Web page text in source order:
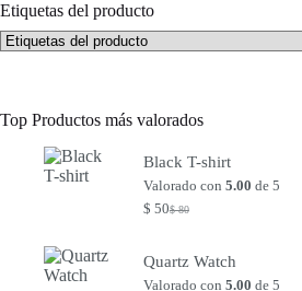
Etiquetas del producto
Top Productos más valorados
Black T-shirt
Valorado con 5.00 de 5
$80
El
era:
$ 80.
$ 50El
es:
$ 50.
Quartz Watch
Valorado con 5.00 de 5